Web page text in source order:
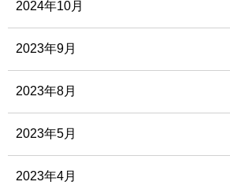
2024年10月
2023年9月
2023年8月
2023年5月
2023年4月